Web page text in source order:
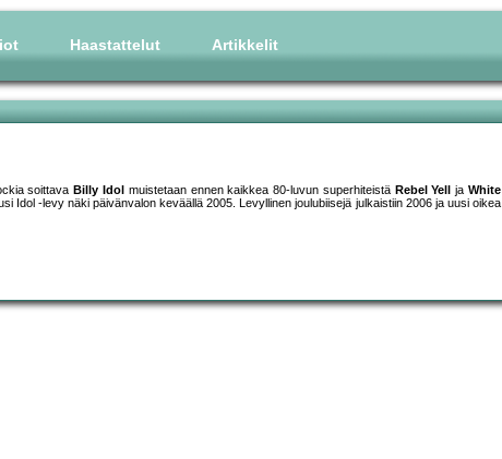
Haastattelut Artikkelit
soittava Billy Idol muistetaan ennen kaikkea 80-luvun superhiteistä Rebel Yell ja White
Idol -levy näki päivänvalon keväällä 2005. Levyllinen joulubiisejä julkaistiin 2006 ja uusi oikea